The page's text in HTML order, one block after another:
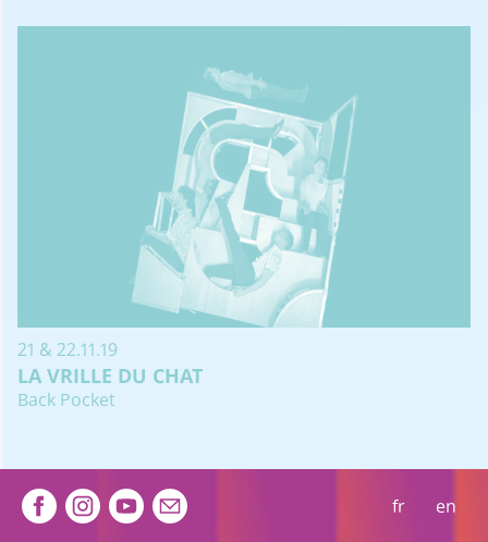
21 & 22.11.19
LA VRILLE DU CHAT
Back Pocket
Extra navigation fr en